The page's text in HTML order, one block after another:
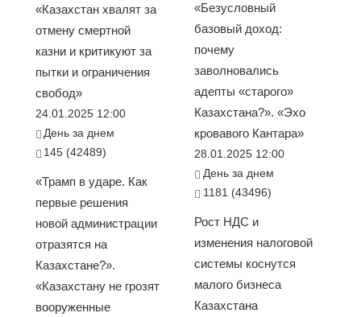
«Казахстан хвалят за
отмену смертной
казни и критикуют за
пытки и ограничения
свобод»
24.01.2025 12:00
День за днем
145 (42489)
«Трамп в ударе. Как
первые решения
новой администрации
отразятся на
Казахстане?».
«Казахстану не грозят
вооруженные
«Безусловный
базовый доход:
почему
заволновались
адепты «старого»
Казахстана?». «Эхо
кровавого Кантара»
28.01.2025 12:00
День за днем
1181 (43496)
Рост НДС и
изменения налоговой
системы коснутся
малого бизнеса
Казахстана